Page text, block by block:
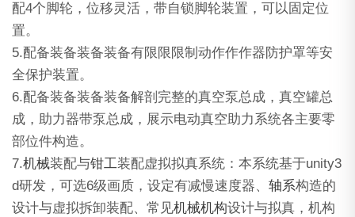
配4个脚轮，位移灵活，带自锁脚轮装置，可以固定位
置。
5.配备装备装备装备有限限限制动作作作器防护罩等安
全保护装置。
6.配备装备装备装备解剖完整的真空泵总成，真空罐总
成，助力器带泵总成，展示电动真空助力系统各主要零
部位件构造。
7.机械装配与钳工装配虚拟拟真系统：本系统基于unity3
d研发，可选6级画质，设定有减慢速度器、轴系构造的
设计与虚拟拆卸装配、常见机械机构设计与拟真，机构